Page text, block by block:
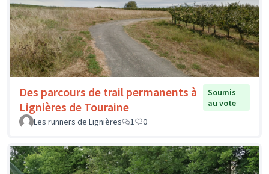
Des parcours de trail permanents à
Lignières de Touraine
Soumis
au vote
Les runners de Lignières
1 0